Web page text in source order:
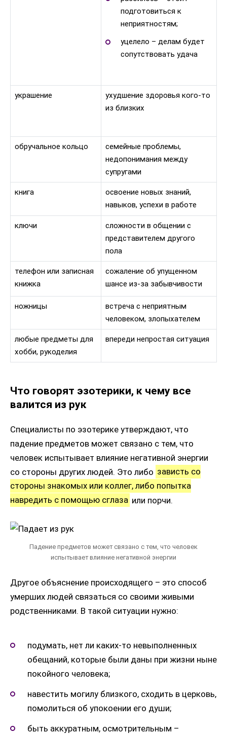
подготовиться к
неприятностям;
уцелело – делам будет
сопутствовать удача
украшение
ухудшение здоровья кого-то
из близких
обручальное кольцо
семейные проблемы,
недопонимания между
супругами
книга
освоение новых знаний,
навыков, успехи в работе
ключи
сложности в общении с
представителем другого
пола
телефон или записная
книжка
сожаление об упущенном
шансе из-за забывчивости
ножницы
встреча с неприятным
человеком, злопыхателем
любые предметы для
хобби, рукоделия
впереди непростая ситуация
Что говорят эзотерики, к чему все
валится из рук
Специалисты по эзотерике утверждают, что
падение предметов может связано с тем, что
человек испытывает влияние негативной энергии
со стороны других людей. Это либо зависть со
стороны знакомых или коллег, либо попытка
навредить с помощью сглаза или порчи.
Падение предметов может связано с тем, что человек
испытывает влияние негативной энергии
Другое объяснение происходящего – это способ
умерших людей связаться со своими живыми
родственниками. В такой ситуации нужно:
подумать, нет ли каких-то невыполненных
обещаний, которые были даны при жизни ныне
покойного человека;
навестить могилу близкого, сходить в церковь,
помолиться об упокоении его души;
быть аккуратным, осмотрительным –